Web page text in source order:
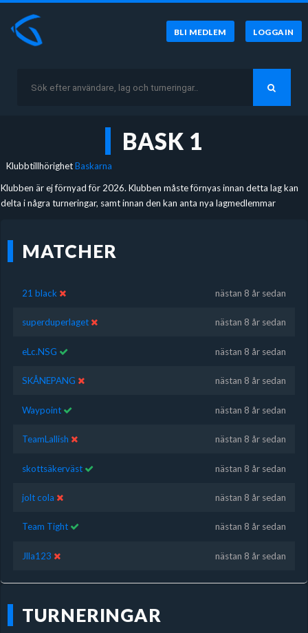
BLI MEDLEM LOGGA IN
BASK 1
KlubbtillhörighetBaskarna
Klubben är ej förnyad för 2026. Klubben måste förnyas innan detta lag kan
delta i några turneringar, samt innan den kan anta nya lagmedlemmar
MATCHER
21 black nästan 8 år sedan
superduperlaget nästan 8 år sedan
eLc.NSG nästan 8 år sedan
SKÅNEPANG nästan 8 år sedan
Waypoint nästan 8 år sedan
TeamLallish nästan 8 år sedan
skottsäkerväst nästan 8 år sedan
jolt cola nästan 8 år sedan
Team Tight nästan 8 år sedan
Jlla123 nästan 8 år sedan
TURNERINGAR